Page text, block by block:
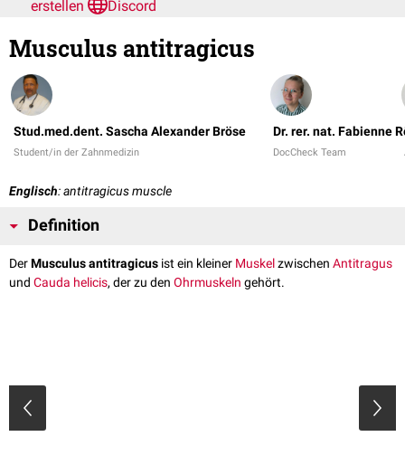
erstellen
Discord
Musculus antitragicus
Stud.med.dent. Sascha Alexander Bröse
Student/in der Zahnmedizin
Dr. rer. nat. Fabienne
DocCheck Team
Englisch: antitragicus muscle
Definition
DerMusculus antitragicus ist ein kleiner Muskelzwischen Antitragus
und Cauda helicis, der zu den Ohrmuskeln gehört.